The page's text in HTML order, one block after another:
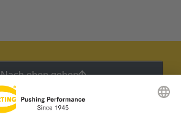
Nach oben gehen